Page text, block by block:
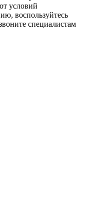
условий
воспользуйтесь
специалистам